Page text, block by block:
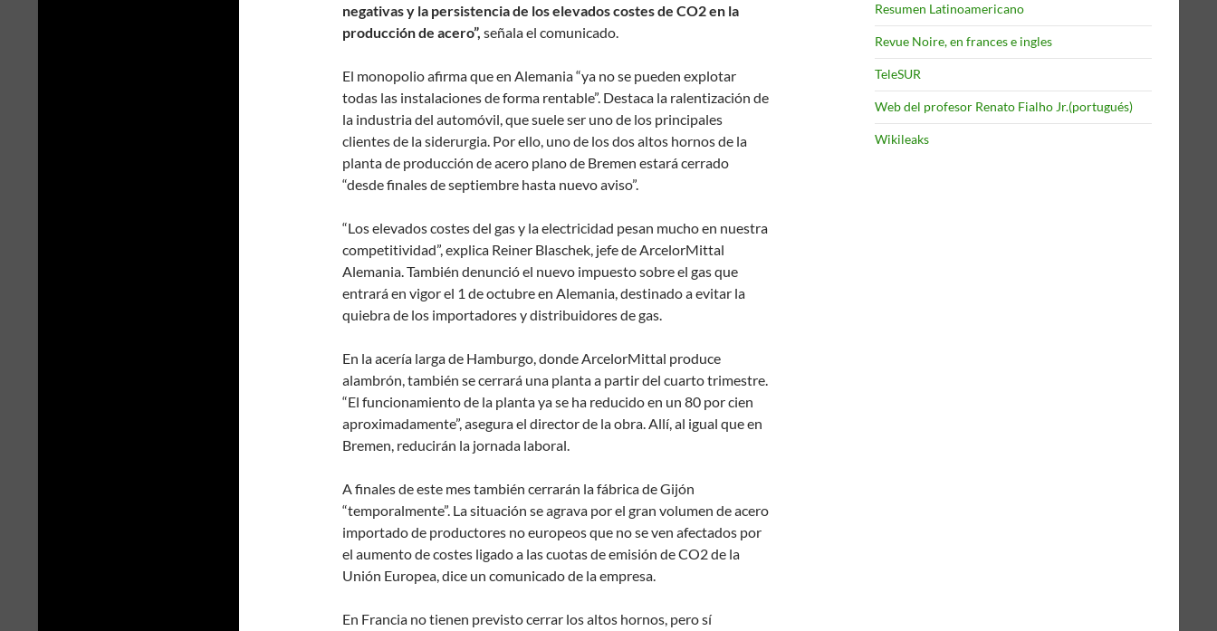
negativas y la persistencia de los elevados costes de CO2 en la
producción de acero”, señala el comunicado.
El monopolio afirma que en Alemania “ya no se pueden explotar
todas las instalaciones de forma rentable”. Destaca la ralentización de
la industria del automóvil, que suele ser uno de los principales
clientes de la siderurgia. Por ello, uno de los dos altos hornos de la
planta de producción de acero plano de Bremen estará cerrado
“desde finales de septiembre hasta nuevo aviso”.
“Los elevados costes del gas y la electricidad pesan mucho en nuestra
competitividad”, explica Reiner Blaschek, jefe de ArcelorMittal
Alemania. También denunció el nuevo impuesto sobre el gas que
entrará en vigor el 1 de octubre en Alemania, destinado a evitar la
quiebra de los importadores y distribuidores de gas.
En la acería larga de Hamburgo, donde ArcelorMittal produce
alambrón, también se cerrará una planta a partir del cuarto trimestre.
“El funcionamiento de la planta ya se ha reducido en un 80 por cien
aproximadamente”, asegura el director de la obra. Allí, al igual que en
Bremen, reducirán la jornada laboral.
A finales de este mes también cerrarán la fábrica de Gijón
“temporalmente”. La situación se agrava por el gran volumen de acero
importado de productores no europeos que no se ven afectados por
el aumento de costes ligado a las cuotas de emisión de CO2 de la
Unión Europea, dice un comunicado de la empresa.
En Francia no tienen previsto cerrar los altos hornos, pero sí
Resumen Latinoamericano
Revue Noire, en frances e ingles
TeleSUR
Web del profesor Renato Fialho Jr.(portugués)
Wikileaks